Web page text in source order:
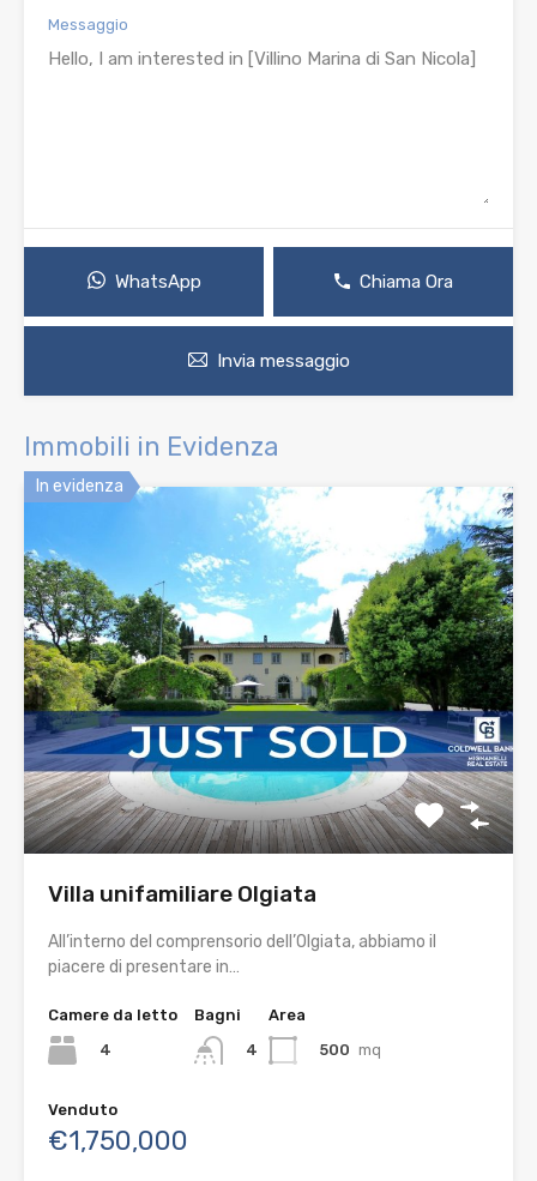
Messaggio
WhatsApp Chiama Ora
Invia messaggio
Immobili in Evidenza
In evidenza
Villa unifamiliare Olgiata
All’interno del comprensorio dell’Olgiata, abbiamo il
piacere di presentare in…
Camere da letto
4
Bagni
4
Area
500 mq
Venduto
€1,750,000